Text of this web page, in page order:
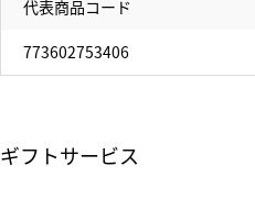
代表商品コード
773602753406
ギフトサービス